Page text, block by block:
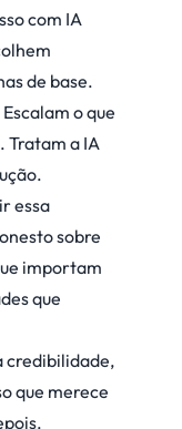
com IA
de base.
o que
Tratam a IA
essa
sobre
importam
que
credibilidade,
que merece